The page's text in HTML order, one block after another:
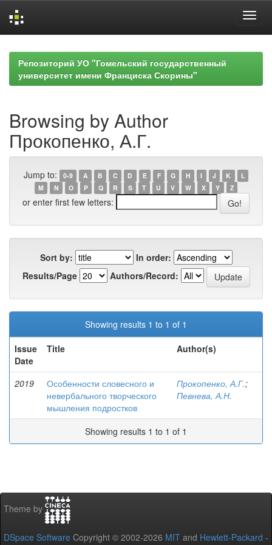
navigationРепозиторий УО "Гомельский государственный
университет имени Франциска Скорины"
Browsing by Author
Прокопенко, А.Г.
Jump to: 0-9 A B C D E F G H I J K
L
M
N O P Q R S T U V W X Y Z
or enter first few letters:
Sort by:
In order:
Results/Page
Authors/Record:
Showing results 1 to 1 of 1
Issue
Date
Title Author(s)
2019
Особенности словесного и
невербального творческого
мышления подростков
Прокопенко, А.Г.;
Певнева, А.Н.
Showing results 1 to 1 of 1
Theme by
DSpace Software Copyright © 2002-2026 MIT and Hewlett-Packard -